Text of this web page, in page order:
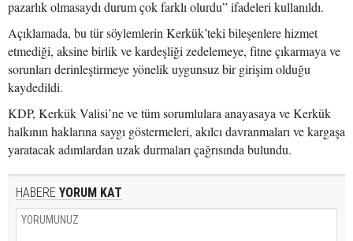
pazarlık olmasaydı durum çok farklı olurdu” ifadeleri kullanıldı.
Açıklamada, bu tür söylemlerin Kerkük’teki bileşenlere hizmet
etmediği, aksine birlik ve kardeşliği zedelemeye, fitne çıkarmaya ve
sorunları derinleştirmeye yönelik uygunsuz bir girişim olduğu
kaydedildi.
KDP, Kerkük Valisi’ne ve tüm sorumlulara anayasaya ve Kerkük
halkının haklarına saygı göstermeleri, akılcı davranmaları ve kargaşa
yaratacak adımlardan uzak durmaları çağrısında bulundu.
HABERE YORUM KAT